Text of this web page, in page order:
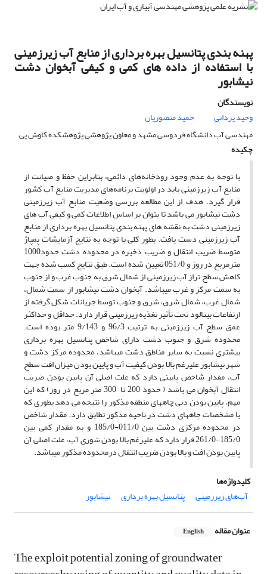
پهنه بندی پتانسیل بهره برداری از منابع آب زیرزمینی
با استفاده از داده های کمی و کیفی آبخوان دشت
نیشابور
نویسندگان
وحید یزدانی
حمید منصوریان
مهندسی آب دانشگاه فردوسی مشهد و معاون پژوهشی پژوهشکده کاوش پی
چکیده
با توجه به عدم وجود رودخانه‌های دائمی، بنابراین حفظ و صیانت از
منابع آب زیرزمینی باید در اولویت برنامه‌های مدیریت منابع آب کشور
قرار گیرد. هدف از این مطالعه بررسی وضعیت منابع آب زیرزمینی
دشت نیشابور می باشد تا بتوان بر اساس اطلاعات کمی و کیفی آب های
زیرزمینی دشت به نقشه های پهنه بندی پتانسیل بهره برداری از منابع
آب زیرزمینی دست یافت. بطور کلی با توجه به نتایج آزمایشات پمپاژ
متوسط ضریب انتقال و ضریب ذخیره در محدوده دشت حدود1000
مترمربع در روز و 051/0 تعیین شده است. طبق نتایج کسب شده جهت
کاهش سطح تراز آب زیرزمینی از شمال شرق به جنوب غرب و از جنوب
به سمت مرکز و غرب می­باشد. آبخوان دشت نیشابور از سمت شمال،
شمال غرب، شمال شرق، شرق و جنوب توسط جریانات شکل گرفته از
ارتفاعات بینالود تحت تأثیر تغذیه زیرزمینی قرار دارد. حداقل و حداکثر
عمق سطح آب زیرزمینی به ترتیب 96/3 و 9/143 متر بوده است.
محدوده شرق و جنوب دشت دارای شاخص پتانسیل بهره برداری
بیشتری نسبت به سایر مناطق دشت می­باشد، محدوده مرکز دشت و
شهر نیشابور علیرغم بالا بودن کیفیت آب و پایین بودن میزان افت سطح
آب، مقدار شاخص پایینی دارد که علت اصلی آن پایین بودن ضریب
انتقال آبخوان می باشد ( حدود 200 تا 300 متر مربع در روز) که این
مهم، پایین بودن دبی چاههای منطقه مذکور را نتیجه می دهد بطوری که
با مشخصات چاههای دشت در ناحیه مذکور تطابق دارد. مقدار شاخص
در محدوده مرکزی دشت بین 011/0-185/0 و به مقدار کمی بین
185/0-261/0 قرار دارد که علیرغم بالا بودن شوری آب، علت اصلی آن
پایین بودن افت و بالا بودن ضریب انتقال درمحدوده مذکور می­باشد.
کلیدواژه‌ها
آب‌های زیرزمینی
پتانسیل بهره برداری نیشابور
عنوان مقاله English
The exploit potential zoning of groundwater